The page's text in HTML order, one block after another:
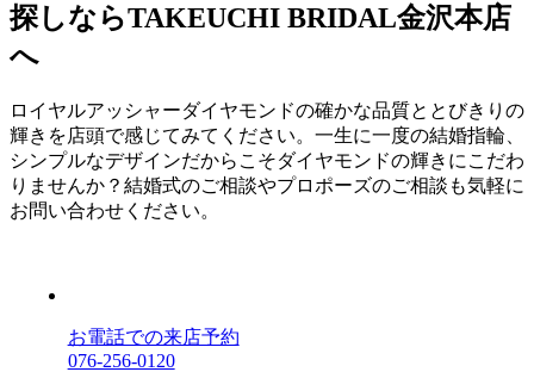
探しならTAKEUCHI BRIDAL金沢本店
へ
ロイヤルアッシャーダイヤモンドの確かな品質ととびきりの
輝きを店頭で感じてみてください。一生に一度の結婚指輪、
シンプルなデザインだからこそダイヤモンドの輝きにこだわ
りませんか？結婚式のご相談やプロポーズのご相談も気軽に
お問い合わせください。
お電話での来店予約
076-256-0120